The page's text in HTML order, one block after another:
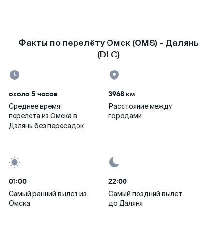
Факты по перелёту Омск (OMS) - Далянь
(DLC)
около 5 часов
Среднее время
перелета из Омска в
Далянь без пересадок
3968 км
Расстояние между
городами
01:00
Самый ранний вылет из
Омска
22:00
Самый поздний вылет
до Даляня